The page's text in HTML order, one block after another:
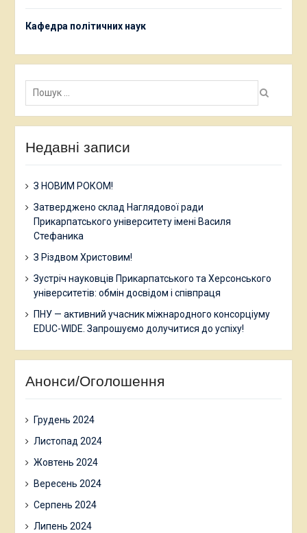
Кафедра політичних наук
Пошук:
Недавні записи
З НОВИМ РОКОМ!
Затверджено склад Наглядової ради
Прикарпатського університету імені Василя
Стефаника
З Різдвом Христовим!
Зустріч науковців Прикарпатського та Херсонського
університетів: обмін досвідом і співпраця
ПНУ — активний учасник міжнародного консорціуму
EDUC-WIDE. Запрошуємо долучитися до успіху!
Анонси/Оголошення
Грудень 2024
Листопад 2024
Жовтень 2024
Вересень 2024
Серпень 2024
Липень 2024